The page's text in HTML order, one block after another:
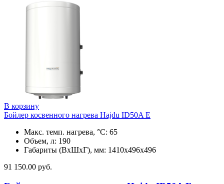
В корзину
Бойлер косвенного нагрева Hajdu ID50A E
Макс. темп. нагрева, °С: 65
Объем, л: 190
Габариты (ВхШхГ), мм: 1410х496х496
91 150.00 руб.